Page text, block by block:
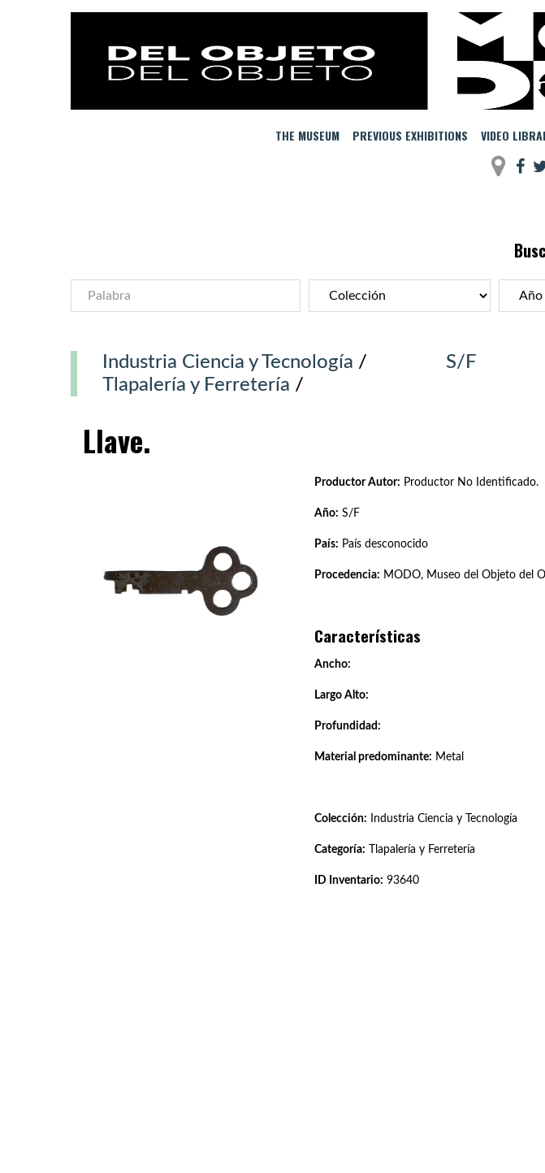
THE MUSEUM PREVIOUS EXHIBITIONS VIDEO
Industria Ciencia y Tecnología /
Tlapalería y Ferretería /
S/F
Llave.
Productor Autor: Productor No Identificado.
Año: S/F
País: País desconocido
Procedencia: MODO, Museo del Objeto del
Características
Ancho:
Largo Alto:
Profundidad:
Material predominante: Metal
Colección: Industria Ciencia y Tecnología
Categoría: Tlapalería y Ferretería
ID Inventario: 93640